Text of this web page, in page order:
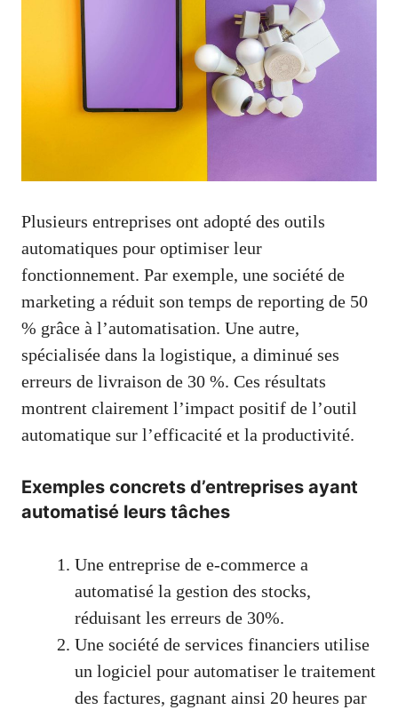
Plusieurs entreprises ont adopté des outils
automatiques pour optimiser leur
fonctionnement. Par exemple, une société de
marketing a réduit son temps de reporting de 50
% grâce à l’automatisation. Une autre,
spécialisée dans la logistique, a diminué ses
erreurs de livraison de 30 %. Ces résultats
montrent clairement l’impact positif de l’outil
automatique sur l’efficacité et la productivité.
Exemples concrets d’entreprises ayant
automatisé leurs tâches
Une entreprise de e-commerce a
automatisé la gestion des stocks,
réduisant les erreurs de 30%.
Une société de services financiers utilise
un logiciel pour automatiser le traitement
des factures, gagnant ainsi 20 heures par